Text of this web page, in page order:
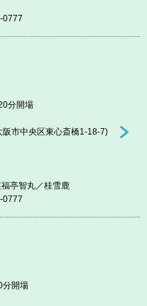
0777
分開場
市中央区東心斎橋1-18-7)
亭智丸／桂雪鹿
0777
分開場